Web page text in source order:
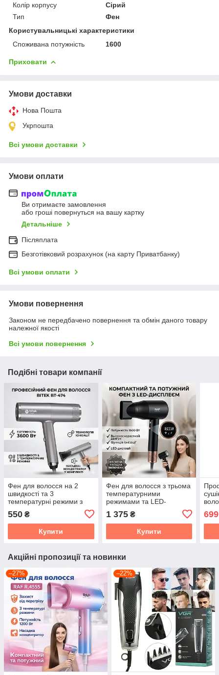
Колір корпусу
Сірий
Тип
Фен
Користувальницькі характеристики
Споживана потужність
1600
Приховати
Умови доставки
Нова Пошта
Укрпошта
Всі умови доставки
Умови оплати
Ви отримаєте замовлення
або гроші повернуться на вашу картку
Детальніше
Післяплата
Безготівковий розрахунок (на карту Приватбанку)
Всі умови оплати
Умови повернення
Законом не передбачено повернення та обмін даного товару
належної якості
Всі умови повернення
Подібні товари компанії
Фен для волосся на 2
швидкості та 3
температурні режими з
іонізацією BITEK BT-474
3600 Вт
550 ₴
Купити
Фен для волосся з трьома
температурними
режимами та LED-
1600W
1 375₴
Купити
699
Акційні пропозиції та новинки
–27% –22%